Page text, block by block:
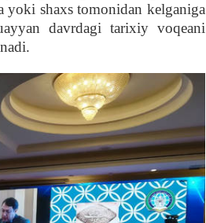
yoki shaxs tomonidan kelganiga
davrdagi tarixiy voqeani